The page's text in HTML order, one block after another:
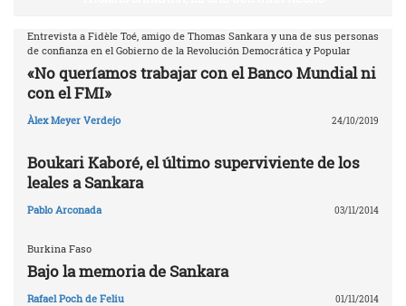
Entrevista a Fidèle Toé, amigo de Thomas Sankara y una de sus personas
de confianza en el Gobierno de la Revolución Democrática y Popular
«No queríamos trabajar con el Banco Mundial ni
con el FMI»
Àlex Meyer Verdejo 24/10/2019
Boukari Kaboré, el último superviviente de los
leales a Sankara
Pablo Arconada 03/11/2014
Burkina Faso
Bajo la memoria de Sankara
Rafael Poch de Feliu 01/11/2014